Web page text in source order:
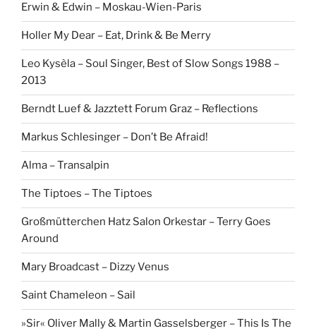
Erwin & Edwin – Moskau-Wien-Paris
Holler My Dear – Eat, Drink & Be Merry
Leo Kysèla – Soul Singer, Best of Slow Songs 1988 –
2013
Berndt Luef & Jazztett Forum Graz – Reflections
Markus Schlesinger – Don’t Be Afraid!
Alma – Transalpin
The Tiptoes – The Tiptoes
Großmütterchen Hatz Salon Orkestar – Terry Goes
Around
Mary Broadcast – Dizzy Venus
Saint Chameleon – Sail
»Sir« Oliver Mally & Martin Gasselsberger – This Is The